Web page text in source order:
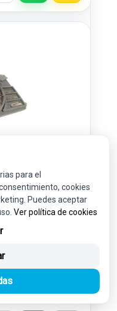
2192892
(FY, FZ) 2.2 TDCI
BK218C607BA
para el
cookies
Puedes aceptar
Ver política de cookies